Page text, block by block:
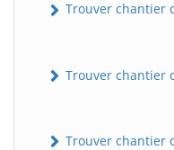
Trouver chantier
Trouver chantier
Trouver chantier